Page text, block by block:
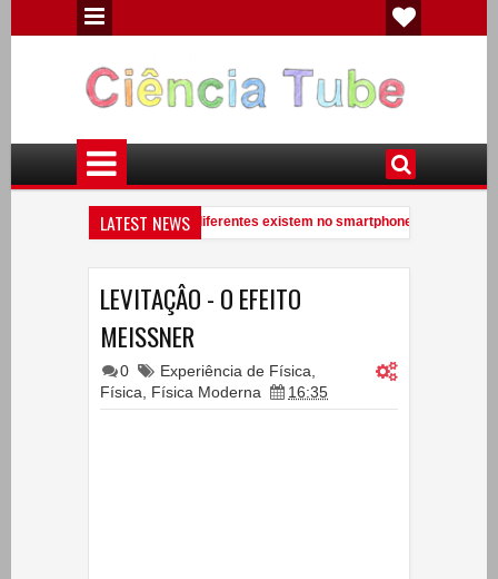
LATEST NEWS
Quantos elementos químicos diferentes existem no smartphone?
LEVITAÇÂO - O EFEITO
MEISSNER
0 Experiência de Física,
Física, Física Moderna 16:35